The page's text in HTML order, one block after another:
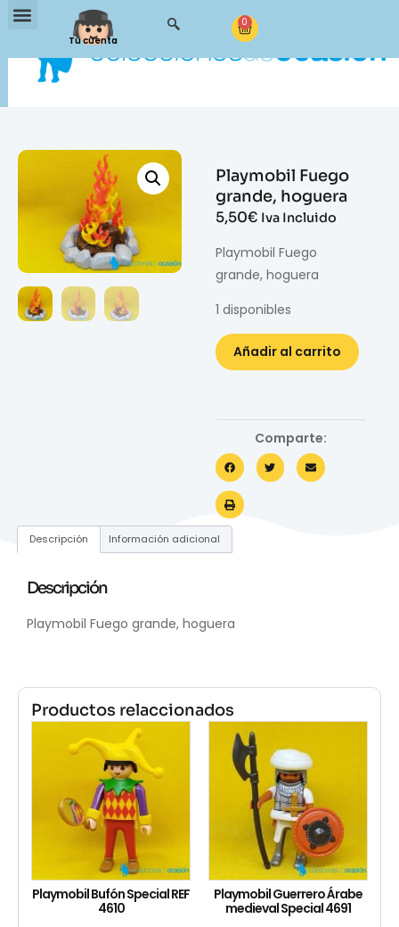
Tu cuenta
0
Playmobil Fuego
grande, hoguera
5,50€ Iva Incluido
Playmobil Fuego
grande, hoguera
1 disponibles
Añadir al carrito
Comparte:
Descripción Información adicional
Descripción
Playmobil Fuego grande, hoguera
Productos relaccionados
Playmobil Bufón Special REF
4610
Playmobil Guerrero Árabe
medieval Special 4691